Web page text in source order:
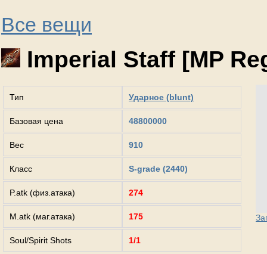
Все вещи
Imperial Staff [MP
Тип Ударное (blunt)
Базовая цена 48800000
Вес 910
Класс S-grade (2440)
P.atk (физ.атака) 274
M.atk (маг.атака) 175
Soul/Spirit Shots 1/1